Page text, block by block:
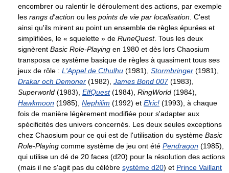
encombrer ou ralentir le déroulement des actions, par exemple
les rangs d'action ou les points de vie par localisation . C'est
ainsi qu'ils mirent au point un ensemble de règles épurées et
simplifiées, le « squelette » de RuneQuest. Tous les deux
signèrent Basic Role-Playing en 1980 et dès lors Chaosium
transposa ce système basique de règles à quasiment tous ses
jeux de rôle : L'Appel de Cthulhu (1981), Stormbringer (1981),
Drakar och Demoner (1982), James Bond 007(1983),
Superworld (1983), ElfQuest(1984), RingWorld (1984),
Hawkmoon (1985), Nephilim (1992) et Elric! (1993), à chaque
fois de manière légèrement modifiée pour s'adapter aux
spécificités des univers concernés. Les deux seules exceptions
chez Chaosium pour ce qui est de l'utilisation du système Basic
Role-Playing comme système de jeu ont été Pendragon (1985),
qui utilise un dé de 20 faces (d20) pour la résolution des actions
(mais il ne s'agit pas du célèbre système d20) et Prince Vaillant